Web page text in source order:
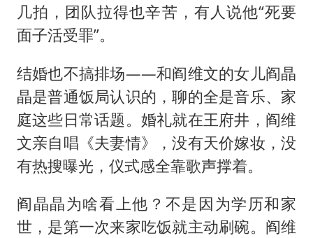
几拍，团队拉得也辛苦，有人说他“死要
面子活受罪”。
结婚也不搞排场——和阎维文的女儿阎晶
晶是普通饭局认识的，聊的全是音乐、家
庭这些日常话题。婚礼就在王府井，阎维
文亲自唱《夫妻情》，没有天价嫁妆，没
有热搜曝光，仪式感全靠歌声撑着。
阎晶晶为啥看上他？不是因为学历和家
世，是第一次来家吃饭就主动刷碗。阎维